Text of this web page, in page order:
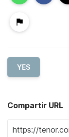
YES
Compartir URL